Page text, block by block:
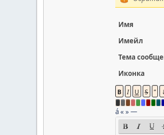
Имя
Имейл
Тема
Иконка
á« »—